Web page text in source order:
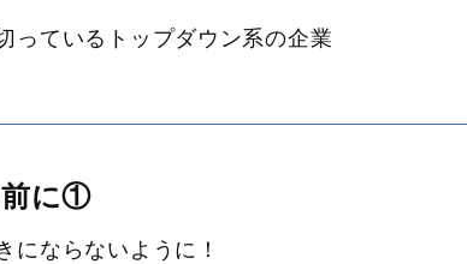
っているトップダウン系の企業
前に①
にならないように！